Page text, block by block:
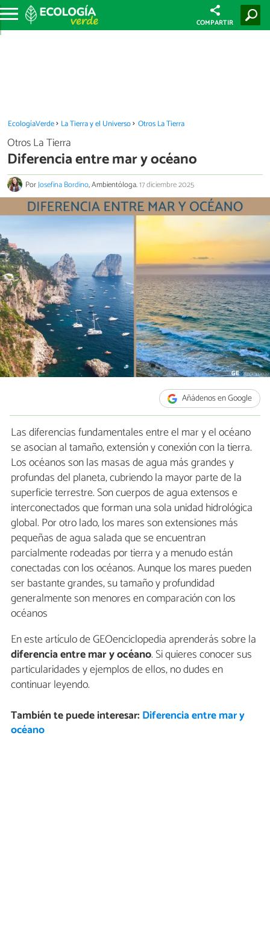
COMPARTIR
EcologíaVerde La Tierra y el Universo Otros La Tierra
Otros La Tierra
Diferencia entre mar y océano
PorJosefina Bordino, Ambientóloga.17 diciembre 2025
Añádenos en Google
Las diferencias fundamentales entre el mar y el océano
se asocian al tamaño, extensión y conexión con la tierra.
Los océanos son las masas de agua más grandes y
profundas del planeta, cubriendo la mayor parte de la
superficie terrestre. Son cuerpos de agua extensos e
interconectados que forman una sola unidad hidrológica
global. Por otro lado, los mares son extensiones más
pequeñas de agua salada que se encuentran
parcialmente rodeadas por tierra y a menudo están
conectadas con los océanos. Aunque los mares pueden
ser bastante grandes, su tamaño y profundidad
generalmente son menores en comparación con los
océanos
En este artículo de GEOenciclopedia aprenderás sobre la
diferencia entre mar y océano. Si quieres conocer sus
particularidades y ejemplos de ellos, no dudes en
continuar leyendo.
También te puede interesar: Diferencia entre mar y
océano